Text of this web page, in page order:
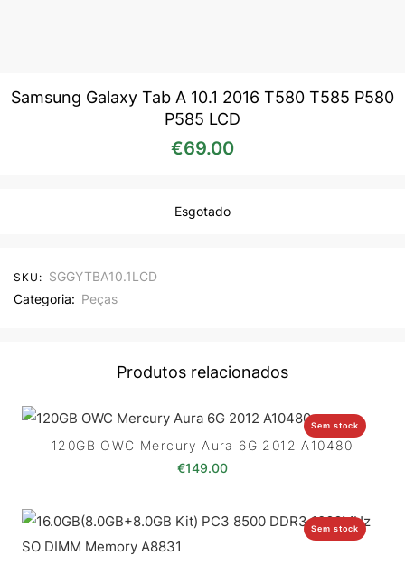
Samsung Galaxy Tab A 10.1 2016 T580 T585 P580
P585 LCD
€69.00
Esgotado
SKU: SGGYTBA10.1LCD
Categoria: Peças
Produtos relacionados
Sem stock
120GB OWC Mercury Aura 6G 2012 A10480
€149.00
Sem stock